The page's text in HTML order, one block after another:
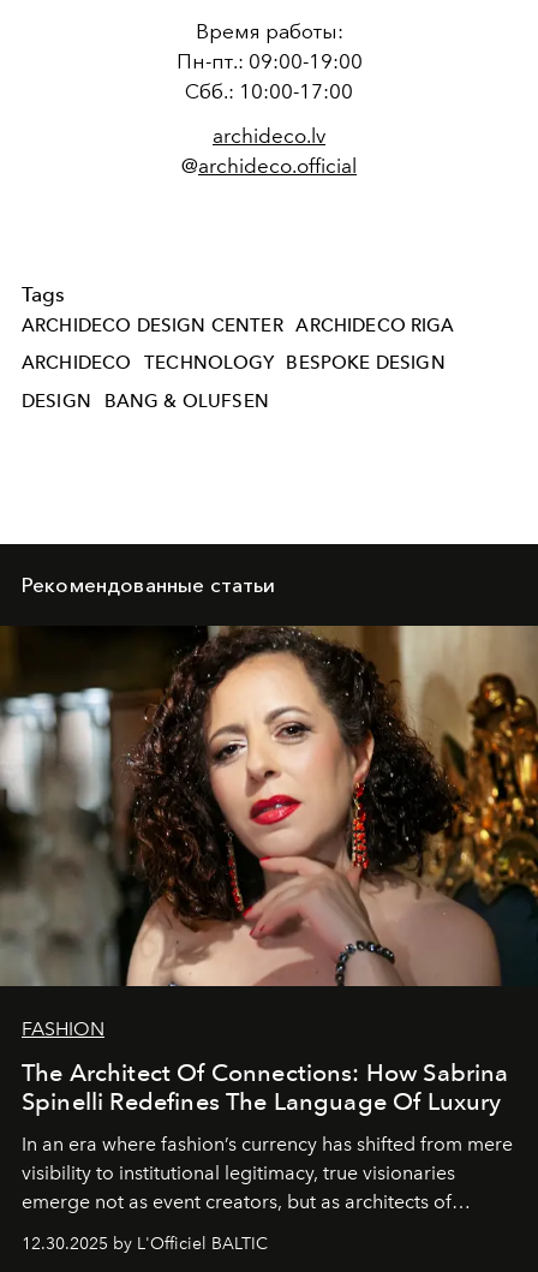
Время работы:
Пн-пт.: 09:00-19:00
Сбб.: 10:00-17:00
archideco.lv
@archideco.official
Tags
ARCHIDECO DESIGN CENTER ARCHIDECO RIGA
ARCHIDECO
TECHNOLOGY
BESPOKE DESIGN
DESIGN
BANG & OLUFSEN
Рекомендованные статьи
FASHION
The Architect Of Connections: How Sabrina
Spinelli Redefines The Language Of Luxury
In an era where fashion’s currency has shifted from mere
visibility to institutional legitimacy, true visionaries
emerge not as event creators, but as architects of
brand strategist with three decades of mastery in luxury,
12.30.2025 by L'Officiel BALTIC